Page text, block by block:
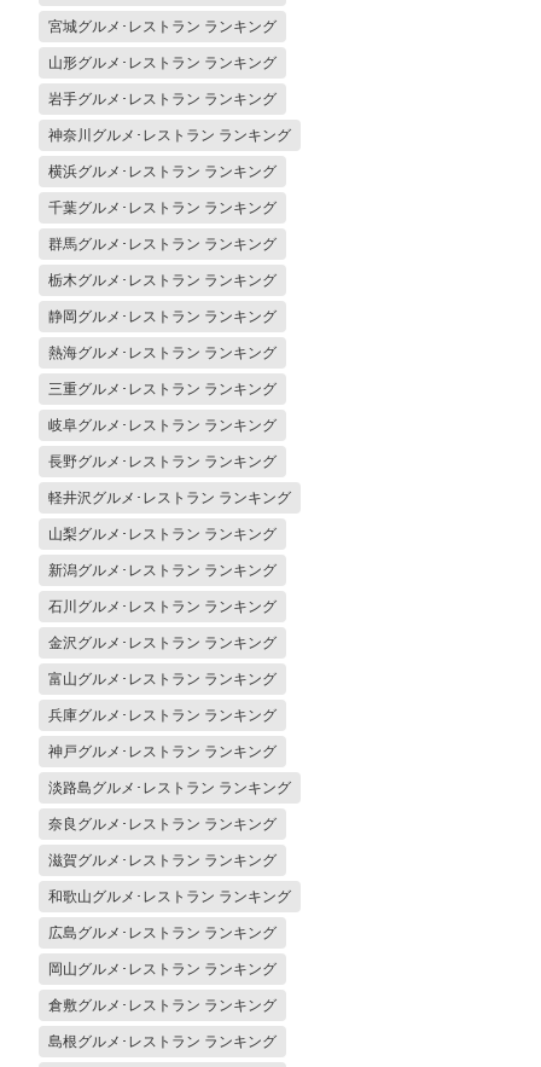
宮城グルメ･レストラン ランキング
山形グルメ･レストラン ランキング
岩手グルメ･レストラン ランキング
神奈川グルメ･レストラン ランキング
横浜グルメ･レストラン ランキング
千葉グルメ･レストラン ランキング
群馬グルメ･レストラン ランキング
栃木グルメ･レストラン ランキング
静岡グルメ･レストラン ランキング
熱海グルメ･レストラン ランキング
三重グルメ･レストラン ランキング
岐阜グルメ･レストラン ランキング
長野グルメ･レストラン ランキング
軽井沢グルメ･レストラン ランキング
山梨グルメ･レストラン ランキング
新潟グルメ･レストラン ランキング
石川グルメ･レストラン ランキング
金沢グルメ･レストラン ランキング
富山グルメ･レストラン ランキング
兵庫グルメ･レストラン ランキング
神戸グルメ･レストラン ランキング
淡路島グルメ･レストラン ランキング
奈良グルメ･レストラン ランキング
滋賀グルメ･レストラン ランキング
和歌山グルメ･レストラン ランキング
広島グルメ･レストラン ランキング
岡山グルメ･レストラン ランキング
倉敷グルメ･レストラン ランキング
島根グルメ･レストラン ランキング